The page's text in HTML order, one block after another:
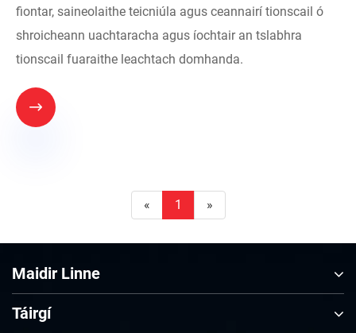
fiontar, saineolaithe teicniúla agus ceannairí tionscail ó
shroicheann uachtaracha agus íochtair an tslabhra
tionscail fuaraithe leachtach domhanda.

« 1 »
Maidir Linne
Táirgí